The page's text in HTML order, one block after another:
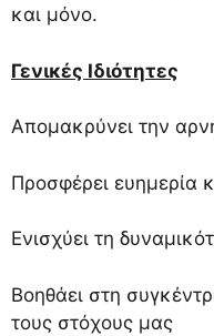
και μόνο.
Γενικές Ιδιότητες
Απομακρύνει την
Προσφέρει ευημερία
Ενισχύει τη
Βοηθάει στη
τους στόχους μας